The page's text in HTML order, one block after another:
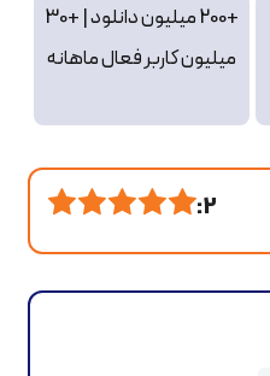
+200 میلیون دانلود | +30
میلیون کاربر فعال ماهانه
2 :